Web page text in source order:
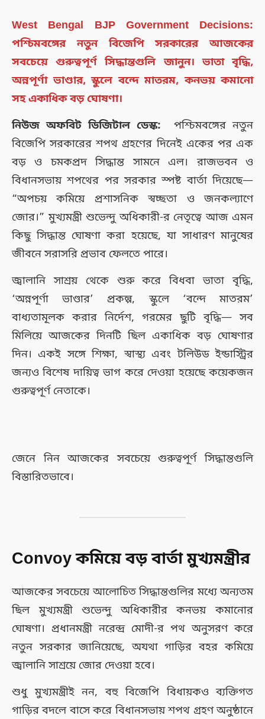
West Bengal BJP Government Decisions:
পশ্চিমবঙ্গের নতুন বিজেপি সরকারের আজকের
সবচেয়ে গুরুত্বপূর্ণ সিদ্ধান্তগুলি জানুন। ভাতা বৃদ্ধি,
অন্নপূর্ণা ভাণ্ডার, স্কুলে বন্দে মাতরম, কনভয় কমানো
সহ একাধিক বড় ঘোষণা।
নিউজ অফবিট ডিজিটাল ডেস্ক: পশ্চিমবঙ্গের নতুন
বিজেপি সরকারের শপথ গ্রহণের দিনেই একের পর এক
বড় ও চমকপ্রদ সিদ্ধান্ত সামনে এল। রাজভবন ও
বিধানসভায় শপথের পর সরকার স্পষ্ট বার্তা দিয়েছে—
“অপচয় কমিয়ে প্রশাসনিক স্বচ্ছতা ও জনকল্যাণে
জোর।” মুখ্যমন্ত্রী শুভেন্দু অধিকারী-র নেতৃত্বে আজ এমন
কিছু সিদ্ধান্ত ঘোষণা করা হয়েছে, যা সাধারণ মানুষের
জীবনে সরাসরি প্রভাব ফেলতে পারে।
জ্বালানি সাশ্রয় থেকে শুরু করে বিধবা ভাতা বৃদ্ধি,
‘অন্নপূর্ণা ভাণ্ডার’ প্রকল্প, স্কুলে ‘বন্দে মাতরম’
বাধ্যতামূলক করার নির্দেশ, গরমের ছুটি বৃদ্ধি— সব
মিলিয়ে আজকের দিনটি ছিল একাধিক বড় ঘোষণার
দিন। একই সঙ্গে শিক্ষা, স্বাস্থ্য এবং টলিউড ইন্ডাস্ট্রির
জন্যও বিশেষ দায়িত্ব ভাগ করে দেওয়া হয়েছে কয়েকজন
গুরুত্বপূর্ণ নেতাকে।
জেনে নিন আজকের সবচেয়ে গুরুত্বপূর্ণ সিদ্ধান্তগুলি
বিস্তারিতভাবে।
Convoy কমিয়ে বড় বার্তা মুখ্যমন্ত্রীর
আজকের সবচেয়ে আলোচিত সিদ্ধান্তগুলির মধ্যে অন্যতম
ছিল মুখ্যমন্ত্রী শুভেন্দু অধিকারীর কনভয় কমানোর
ঘোষণা। প্রধানমন্ত্রী নরেন্দ্র মোদী-র পথ অনুসরণ করে
নতুন সরকার জানিয়েছে, অযথা গাড়ির বহর কমিয়ে
জ্বালানি সাশ্রয়ে জোর দেওয়া হবে।
শুধু মুখ্যমন্ত্রীই নন, বহু বিজেপি বিধায়কও ব্যক্তিগত
গাড়ির বদলে বাসে করে বিধানসভায় শপথ গ্রহণ অনুষ্ঠানে